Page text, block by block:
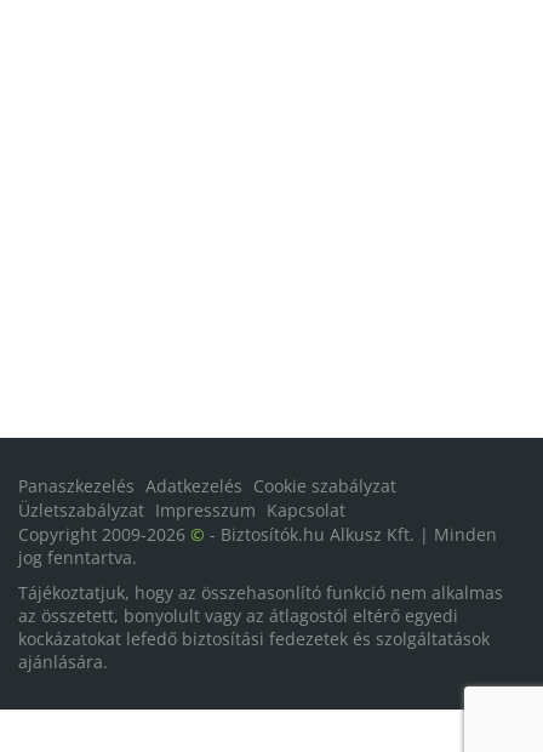
Panaszkezelés Adatkezelés Cookie szabályzat
Üzletszabályzat Impresszum Kapcsolat
Copyright 2009-2026 © - Biztosítók.hu Alkusz Kft. | Minden
jog fenntartva.
Tájékoztatjuk, hogy az összehasonlító funkció nem alkalmas
az összetett, bonyolult vagy az átlagostól eltérő egyedi
kockázatokat lefedő biztosítási fedezetek és szolgáltatások
ajánlására.